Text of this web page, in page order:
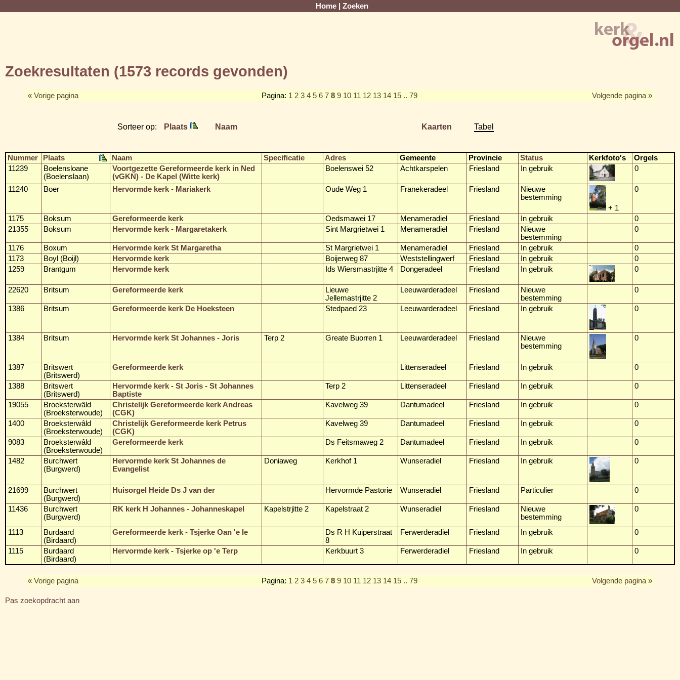
Home Zoeken
Zoekresultaten (1573 records gevonden)
« Vorige pagina Pagina: 1 2 3 4 5 6 7 8 9 10 11 12 13 14 15 .. 79 Volgende pagina »
Sorteer op: Plaats Naam Kaarten Tabel
Nummer Plaats Naam Specificatie Adres Gemeente Provincie Status Kerkfoto's
Orgels
11239
Boelensloane
(Boelenslaan)
Voortgezette Gereformeerde kerk in Ned
(vGKN) - De Kapel (Witte kerk)
Boelenswei 52 Achtkarspelen Friesland In gebruik 0
11240 Boer Hervormde kerk - Mariakerk Oude Weg 1 Franekeradeel Friesland
Nieuwe
bestemming
+ 1
0
1175 Boksum Gereformeerde kerk Oedsmawei 17 Menameradiel Friesland In gebruik
0
21355
Boksum Hervormde kerk - Margaretakerk Sint Margrietwei 1 Menameradiel Friesland
Nieuwe
bestemming
0
1176 Boxum Hervormde kerk St Margaretha St Margrietwei 1 Menameradiel Friesland In gebruik
0
1173
Boyl (Boijl) Hervormde kerk Boijerweg 87 Weststellingwerf Friesland In gebruik
0
1259
Brantgum Hervormde kerk Ids Wiersmastrjitte 4 Dongeradeel Friesland In gebruik 0
22620 Britsum Gereformeerde kerk
Lieuwe
Jellemastrjitte 2
Leeuwarderadeel Friesland
Nieuwe
bestemming
0
1386 Britsum Gereformeerde kerk De Hoeksteen Stedpaed 23 Leeuwarderadeel Friesland In gebruik 0
1384 Britsum Hervormde kerk St Johannes - Joris Terp 2 Greate Buorren 1 Leeuwarderadeel Friesland
Nieuwe
bestemming
0
1387
Britswert
(Britswerd)
Gereformeerde kerk Littenseradeel Friesland In gebruik 0
1388
Britswert
(Britswerd)
Hervormde kerk - St Joris - St Johannes
Baptiste
Terp 2 Littenseradeel Friesland In gebruik 0
19055
Broeksterwâld
(Broeksterwoude)
Christelijk Gereformeerde kerk Andreas
(CGK)
Kavelweg 39 Dantumadeel Friesland In gebruik 0
1400
Broeksterwâld
(Broeksterwoude)
Christelijk Gereformeerde kerk Petrus
(CGK)
Kavelweg 39 Dantumadeel Friesland In gebruik 0
9083
Broeksterwâld
(Broeksterwoude)
Gereformeerde kerk Ds Feitsmaweg 2 Dantumadeel Friesland In gebruik 0
1482
Burchwert
(Burgwerd)
Hervormde kerk St Johannes de
Evangelist
Doniaweg Kerkhof 1 Wunseradiel Friesland In gebruik 0
21699
Burchwert
(Burgwerd)
Huisorgel Heide Ds J van der Hervormde Pastorie Wunseradiel Friesland Particulier 0
11436
Burchwert
(Burgwerd)
RK kerk H Johannes - Johanneskapel Kapelstrjitte 2 Kapelstraat 2 Wunseradiel Friesland
Nieuwe
bestemming
0
1113
Burdaard
(Birdaard)
Gereformeerde kerk - Tsjerke Oan 'e Ie
Ds R H Kuiperstraat
8
Ferwerderadiel Friesland In gebruik 0
1115
Burdaard
(Birdaard)
Hervormde kerk - Tsjerke op 'e Terp Kerkbuurt 3 Ferwerderadiel Friesland In gebruik 0
« Vorige pagina Pagina: 1 2 3 4 5 6 7 8 9 10 11 12 13 14 15 .. 79 Volgende pagina »
Pas zoekopdracht aan